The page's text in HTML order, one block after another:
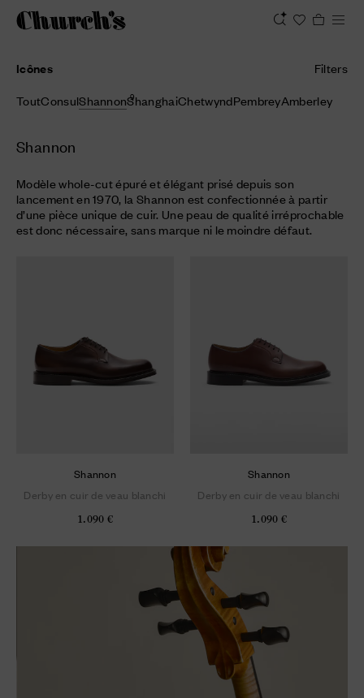
Icônes
Filters
ToutConsulShannon 9
ShanghaiChetwyndPembreyAmberley
Shannon
Modèle whole-cut épuré et élégant prisé depuis son
lancement en 1970, la Shannon est confectionnée à partir
d’une pièce unique de cuir. Une peau de qualité irréprochable
est donc nécessaire, sans marque ni le moindre défaut.
Shannon
Derby en cuir de veau blanchi
1.090 €
Shannon
Derby en cuir de veau blanchi
1.090 €